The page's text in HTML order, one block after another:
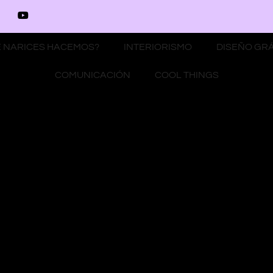
NARICES HACEMOS? INTERIORISMO DISEÑO
COMUNICACIÓN COOL THINGS